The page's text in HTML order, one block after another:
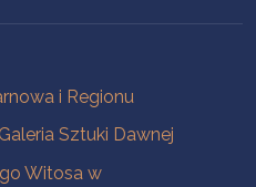
i Regionu
Sztuki Dawnej
Witosa w